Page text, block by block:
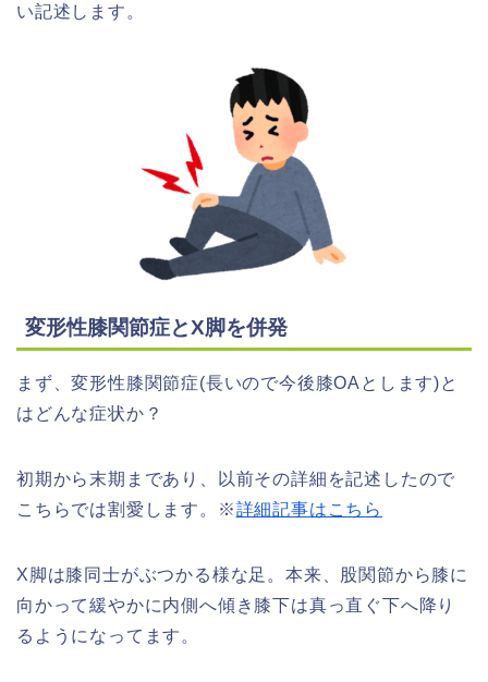
い記述します。
変形性膝関節症とX脚を併発
まず、変形性膝関節症(長いので今後膝OAとします)と
はどんな症状か？
初期から末期まであり、以前その詳細を記述したので
こちらでは割愛します。※詳細記事はこちら
X脚は膝同士がぶつかる様な足。本来、股関節から膝に
向かって緩やかに内側へ傾き膝下は真っ直ぐ下へ降り
るようになってます。